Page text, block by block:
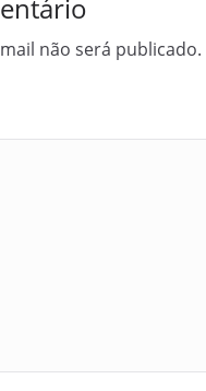
não será publicado.